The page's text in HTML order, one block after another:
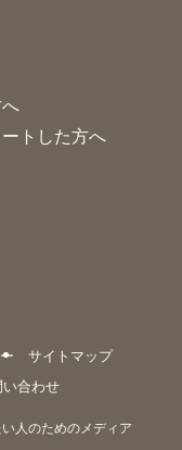
トした方へ
サイトマップ
い合わせ
人のためのメディア